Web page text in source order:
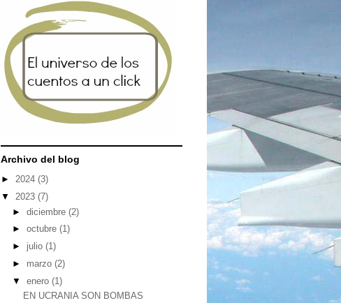
Archivo del blog
► 2024 (3)
▼ 2023 (7)
► diciembre (2)
► octubre (1)
► julio (1)
► marzo (2)
▼ enero (1)
EN UCRANIA SON BOMBAS